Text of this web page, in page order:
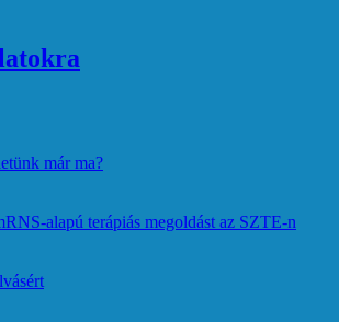
már ma?
alapú terápiás megoldást az SZTE-n